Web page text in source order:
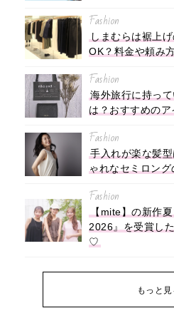
Fashion
しまむらは裾上
OK？料金や頼み
Fashion
海外旅行に持っ
は？おすすめのア
Fashion
手入れが楽な髪
ゃれなセミロン
Fashion
【mite】の新作
2026』を受賞し
♡
もっと見